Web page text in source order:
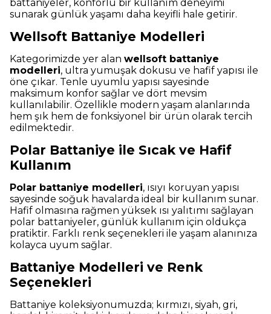
battaniyeler, konforlu bir kullanım deneyimi
sunarak günlük yaşamı daha keyifli hale getirir.
Wellsoft Battaniye Modelleri
Kategorimizde yer alan wellsoft battaniye
modelleri, ultra yumuşak dokusu ve hafif yapısı ile
öne çıkar. Tenle uyumlu yapısı sayesinde
maksimum konfor sağlar ve dört mevsim
kullanılabilir. Özellikle modern yaşam alanlarında
hem şık hem de fonksiyonel bir ürün olarak tercih
edilmektedir.
Polar Battaniye ile Sıcak ve Hafif
Kullanım
Polar battaniye modelleri, ısıyı koruyan yapısı
sayesinde soğuk havalarda ideal bir kullanım sunar.
Hafif olmasına rağmen yüksek ısı yalıtımı sağlayan
polar battaniyeler, günlük kullanım için oldukça
pratiktir. Farklı renk seçenekleri ile yaşam alanınıza
kolayca uyum sağlar.
Battaniye Modelleri ve Renk
Seçenekleri
Battaniye koleksiyonumuzda; kırmızı, siyah, gri,